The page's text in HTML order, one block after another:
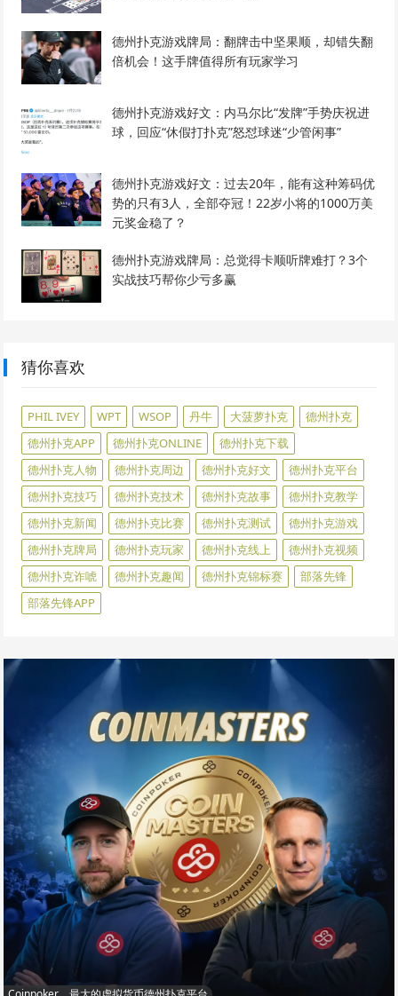
德州扑克游戏牌局：翻牌击中坚果顺，却错失翻
倍机会！这手牌值得所有玩家学习
德州扑克游戏好文：内马尔比“发牌”手势庆祝进
球，回应“休假打扑克”怒怼球迷“少管闲事”
德州扑克游戏好文：过去20年，能有这种筹码优
势的只有3人，全部夺冠！22岁小将的1000万美
元奖金稳了？
德州扑克游戏牌局：总觉得卡顺听牌难打？3个
实战技巧帮你少亏多赢
猜你喜欢
PHIL IVEY WPT WSOP 丹牛 大菠萝扑克
德州扑克
德州扑克APP
德州扑克ONLINE
德州扑克下载
德州扑克人物
德州扑克周边 德州扑克好文
德州扑克平台
德州扑克技巧
德州扑克技术 德州扑克故事
德州扑克教学
德州扑克新闻
德州扑克比赛 德州扑克测试
德州扑克游戏
德州扑克牌局
德州扑克玩家 德州扑克线上
德州扑克视频
德州扑克诈唬
德州扑克趣闻 德州扑克锦标赛
部落先锋
部落先锋APP